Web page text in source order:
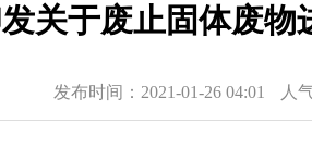
关于废止固体废
发布时间：2021-01-26 04:01 人